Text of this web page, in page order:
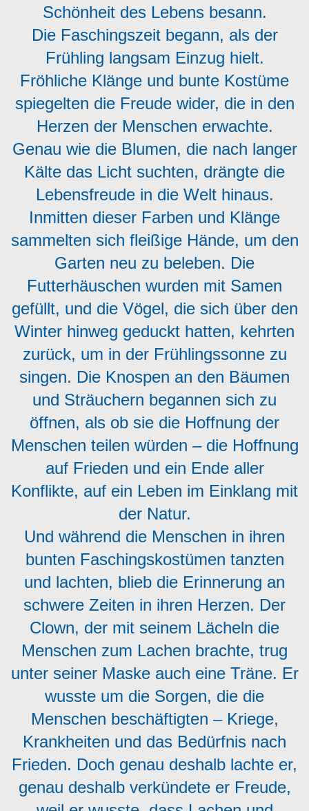
Schönheit des Lebens besann.
Die Faschingszeit begann, als der
Frühling langsam Einzug hielt.
Fröhliche Klänge und bunte Kostüme
spiegelten die Freude wider, die in den
Herzen der Menschen erwachte.
Genau wie die Blumen, die nach langer
Kälte das Licht suchten, drängte die
Lebensfreude in die Welt hinaus.
Inmitten dieser Farben und Klänge
sammelten sich fleißige Hände, um den
Garten neu zu beleben. Die
Futterhäuschen wurden mit Samen
gefüllt, und die Vögel, die sich über den
Winter hinweg geduckt hatten, kehrten
zurück, um in der Frühlingssonne zu
singen. Die Knospen an den Bäumen
und Sträuchern begannen sich zu
öffnen, als ob sie die Hoffnung der
Menschen teilen würden – die Hoffnung
auf Frieden und ein Ende aller
Konflikte, auf ein Leben im Einklang mit
der Natur.
Und während die Menschen in ihren
bunten Faschingskostümen tanzten
und lachten, blieb die Erinnerung an
schwere Zeiten in ihren Herzen. Der
Clown, der mit seinem Lächeln die
Menschen zum Lachen brachte, trug
unter seiner Maske auch eine Träne. Er
wusste um die Sorgen, die die
Menschen beschäftigten – Kriege,
Krankheiten und das Bedürfnis nach
Frieden. Doch genau deshalb lachte er,
genau deshalb verkündete er Freude,